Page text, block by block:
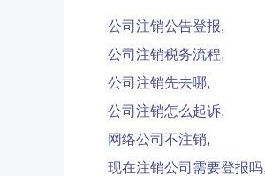
公司注销公告登报,
公司注销税务流程,
公司注销先去哪,
公司注销怎么起诉,
网络公司不注销,
现在注销公司需要登报吗,